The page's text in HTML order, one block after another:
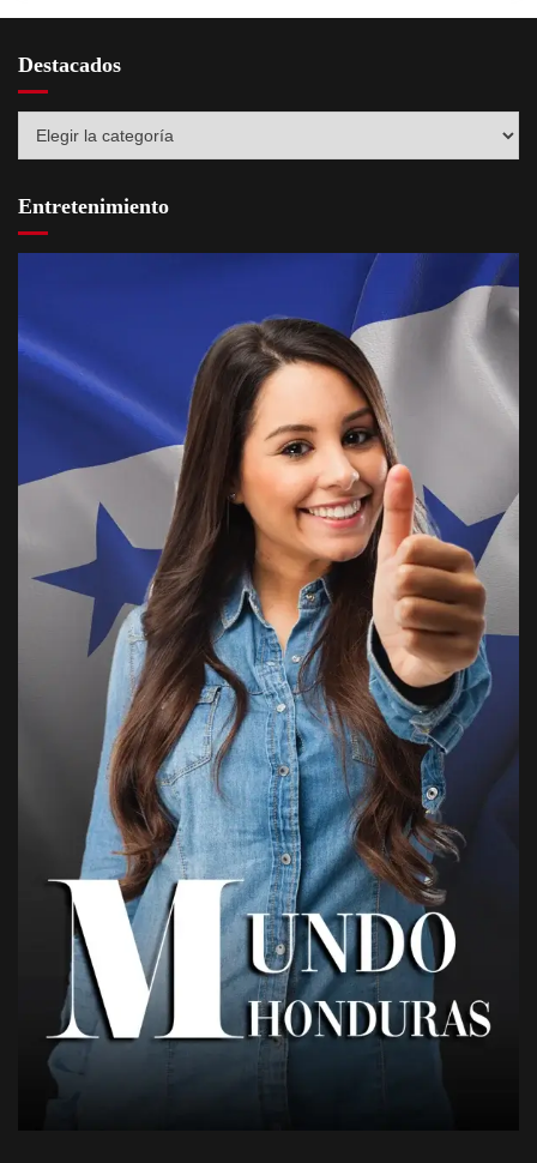
Destacados
Entretenimiento